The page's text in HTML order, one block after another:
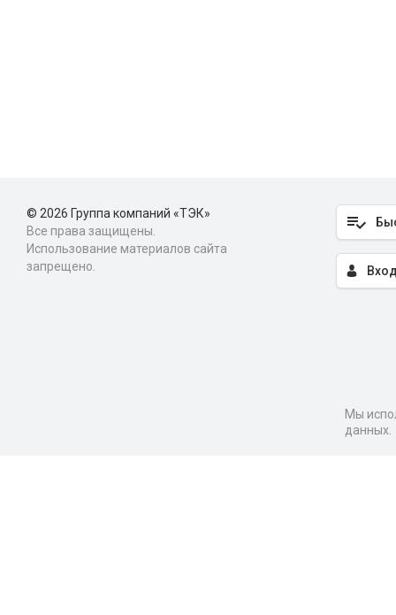
© 2026 Группа компаний «ТЭК»
Все права защищены.
Использование материалов сайта
запрещено.
Мы
данных.